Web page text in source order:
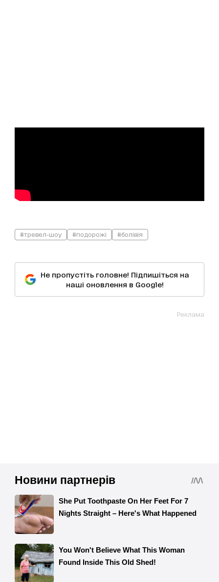
#тревел-шоу #подорожі #болівія
Не пропустіть головне! Підпишіться на
наші оновлення в Google!
Реклама